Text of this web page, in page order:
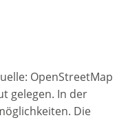
OpenStreetMap
gelegen. In der
Die